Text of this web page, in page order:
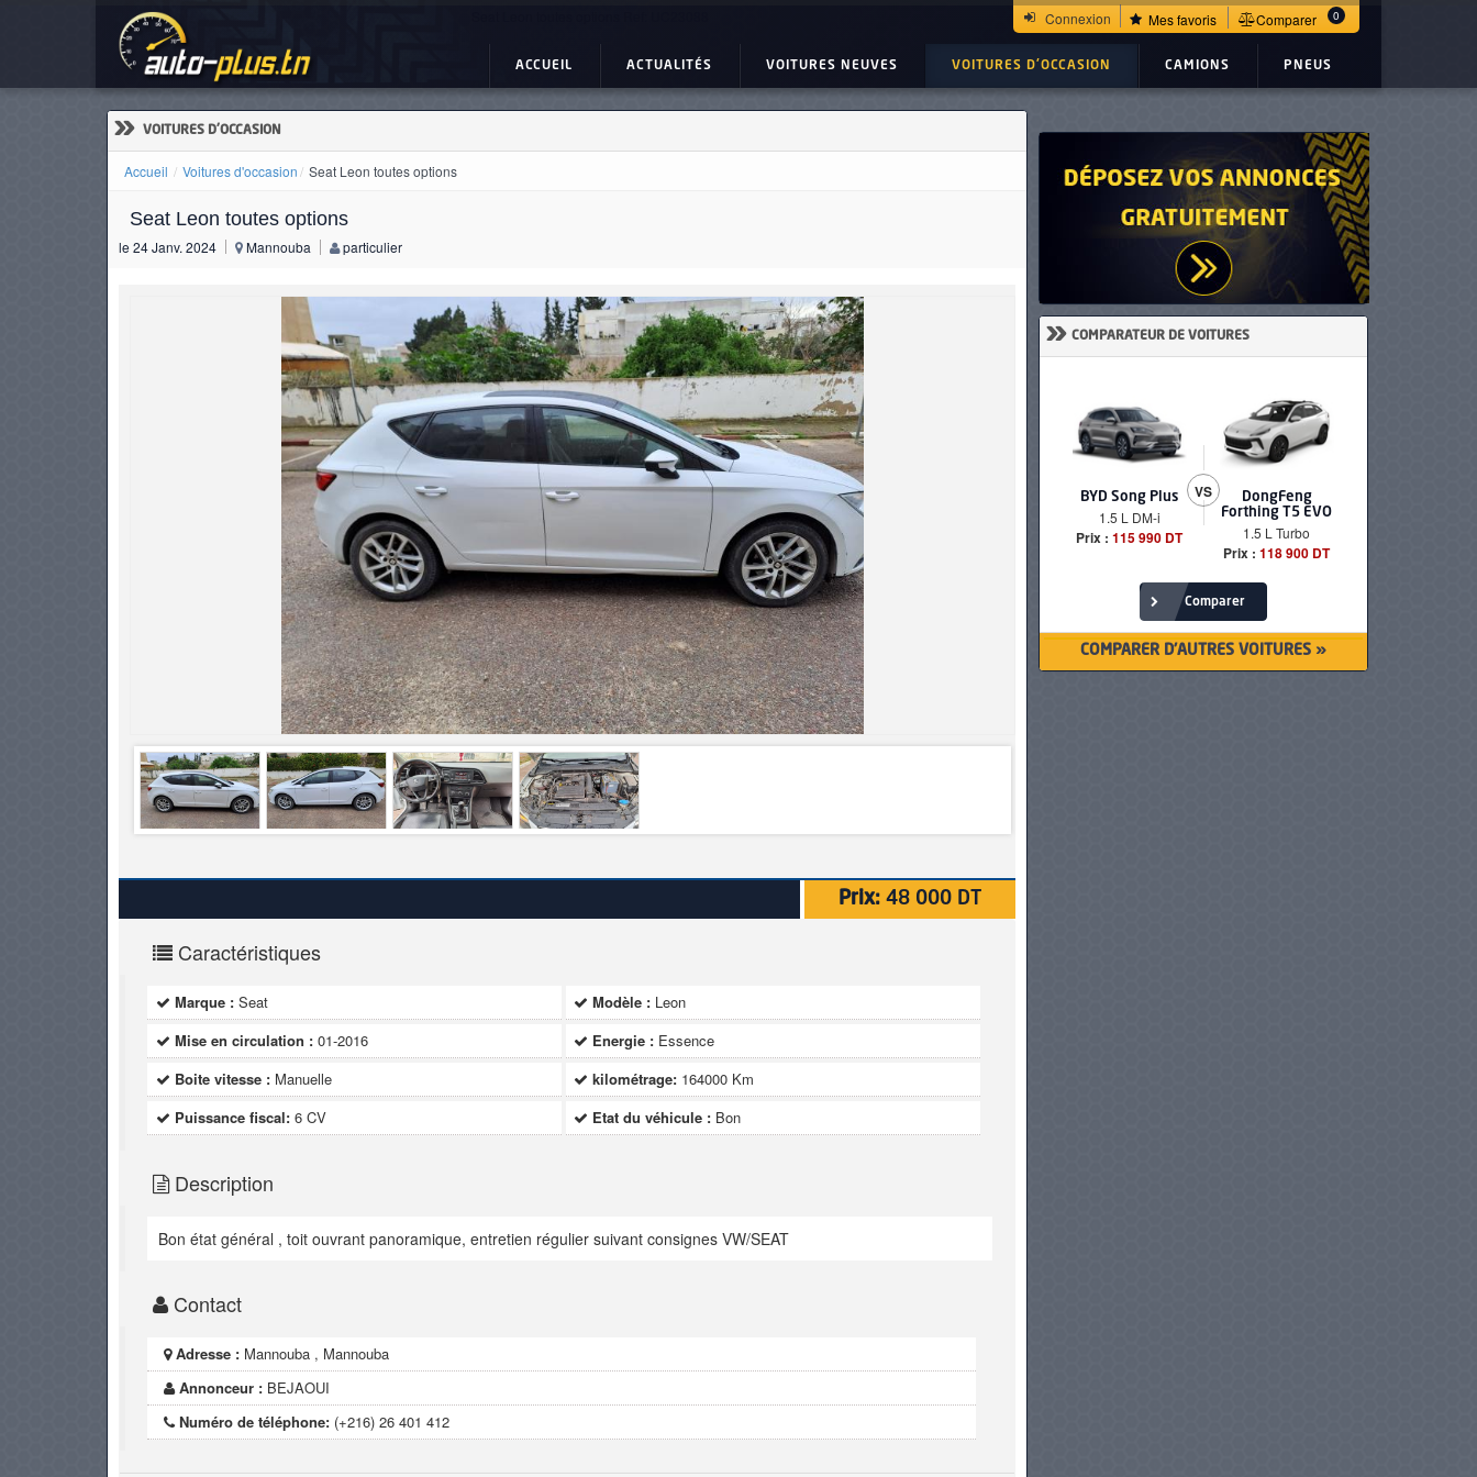
Connexion Mes favoris Comparer 0
ACCUEIL ACTUALITÉS VOITURES NEUVES VOITURES D'OCCASION CAMIONS PNEUS
» VOITURES D'OCCASION
Accueil Voitures d'occasion Seat Leon toutes options
Seat Leon toutes options
le 24 Janv. 2024 Mannouba particulier
Prix:48 000 DT
Caractéristiques
Marque : Seat Modèle : Leon
Mise en circulation : 01-2016 Energie : Essence
Boite vitesse : Manuelle kilométrage: 164000 Km
Puissance fiscal: 6 CV Etat du véhicule : Bon
Description
Bon état général , toit ouvrant panoramique, entretien régulier suivant consignes VW/SEAT
Contact
Adresse : Mannouba , Mannouba
Annonceur : BEJAOUI
Numéro de téléphone: (+216) 26 401 412
» COMPARATEUR DE VOITURES
BYD Song Plus
1.5 L DM-i
Prix : 115 990 DT
VS
DongFeng
Forthing T5 EVO
1.5 L Turbo
Prix : 118 900 DT
Comparer
COMPARER D'AUTRES VOITURES »
ACTUALITÉS